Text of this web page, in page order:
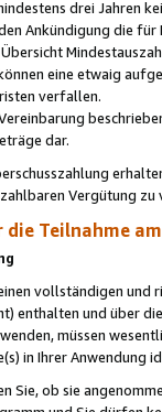
drei Jahren
Ankündigung die
eine etwaig
verfallen.
dar.
Vergütung zu
Teilnahme
vollständigen
enthalten und über
müssen
in Ihrer Anwendung
Sie, ob sie